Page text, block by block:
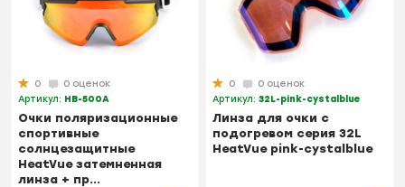
0
0 оценок
Артикул: HB-500A
Очки поляризационные
спортивные
солнцезащитные
HeatVue затемненная
линза + пр...
0
0 оценок
Артикул:32L-pink-cystalblue
Линза для очки с
подогревом серия 32L
HeatVue pink-cystalblue